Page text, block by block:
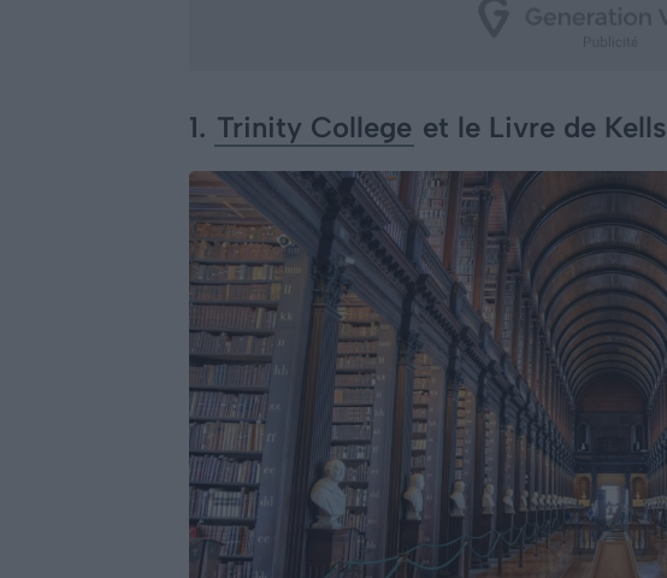
1. Trinity College et le Livre de Kells